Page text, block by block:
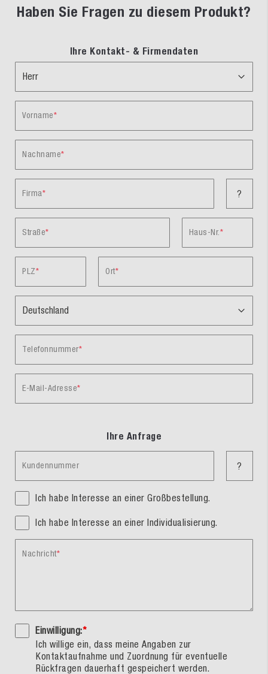
Haben Sie Fragen zu diesem Produkt?
Ihre Kontakt- & Firmendaten
Vorname
Nachname
Firma ?
Straße Haus-Nr.
PLZ Ort
Telefonnummer
E-Mail-Adresse
Ihre Anfrage
Kundennummer ?
Ich habe Interesse an einer Großbestellung.
Ich habe Interesse an einer Individualisierung.
Nachricht
Einwilligung:*
Ich willige ein, dass meine Angaben zur
Kontaktaufnahme und Zuordnung für eventuelle
Rückfragen dauerhaft gespeichert werden.